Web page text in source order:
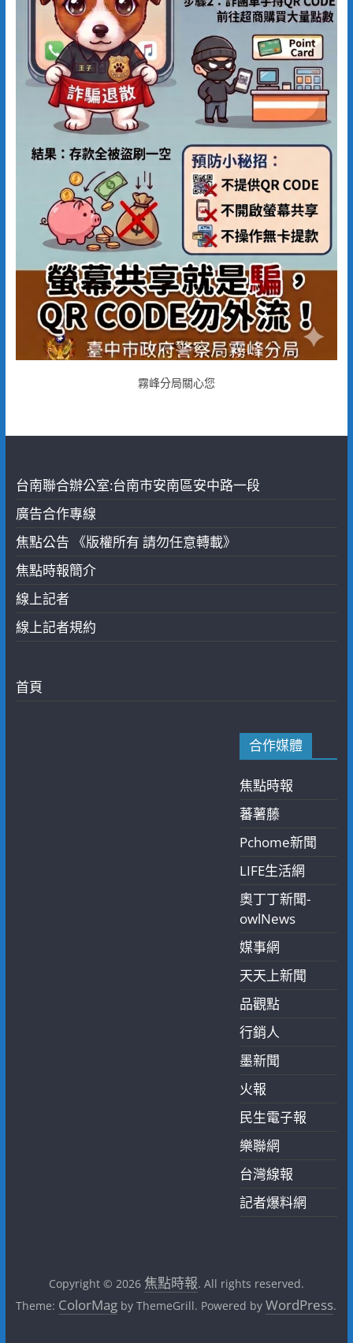
霧峰分局關心您
台南聯合辦公室:台南市安南區安中路一段
廣告合作專線
焦點公告 《版權所有 請勿任意轉載》
焦點時報簡介
線上記者
線上記者規約
首頁
合作媒體
焦點時報
蕃薯藤
Pchome新聞
LIFE生活網
奧丁丁新聞-
owlNews
媒事網
天天上新聞
品觀點
行銷人
墨新聞
火報
民生電子報
樂聯網
台灣線報
記者爆料網
Copyright © 2026 焦點時報. All rights reserved.
Theme: ColorMag by ThemeGrill. Powered byWordPress.